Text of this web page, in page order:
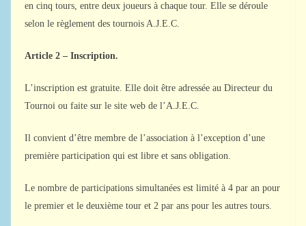
en cinq tours, entre deux joueurs à chaque tour. Elle se déroule
selon le règlement des tournois A.J.E.C.
Article 2 – Inscription.
L’inscription est gratuite. Elle doit être adressée au Directeur du
Tournoi ou faite sur le site web de l’A.J.E.C.
Il convient d’être membre de l’association à l’exception d’une
première participation qui est libre et sans obligation.
Le nombre de participations simultanées est limité à 4 par an pour
le premier et le deuxième tour et 2 par ans pour les autres tours.